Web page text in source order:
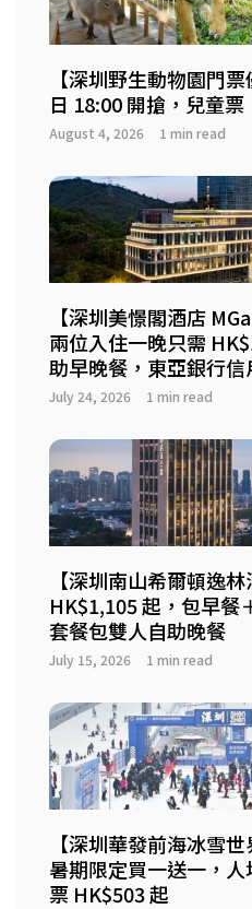
【深圳野生動物園門
日 18:00 開搶，兒童票
August 4, 2026 1 min read
【深圳美憬閣酒店
兩位入住一晚只需
助早晚餐，東亞銀行
July 24, 2026 1 min read
【深圳南山希爾頓逸
HK$1,105 起，包早餐
套餐包雙人自助晚餐
July 15, 2026 1 min read
【深圳華發前海冰雪
暑期限定買一送一，
票 HK$503 起